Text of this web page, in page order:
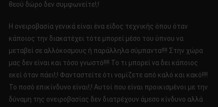
θεού δώρο δεν συμφωνείτε!;!
Η ονειροβασία γενικά είναι ένα είδος τεχνικής όπου όταν
κάποιος την διακατέχει τότε μπορεί μέσο του ύπνου να
μεταβεί σε αλλόκοσμους ή παράλληλα σύμπαντα!!!! Στην χώρα
μας δεν είναι και τόσο γνωστό!!!! Το τι μπορεί να δει κάποιος
εκεί όταν πάει!;! Φανταστείτε ότι νομίζετε από καλό και κακό!!!!
Το ποσό επικίνδυνο είναι!;! Αυτοί που είναι προικισμένοι με την
δύναμη της ονειροβασίας δεν διατρέχουν άμεσο κίνδυνο αλλά